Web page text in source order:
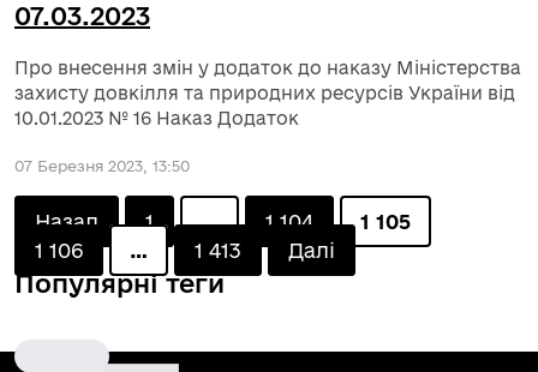
07.03.2023
Про внесення змін у додаток до наказу Міністерства
захисту довкілля та природних ресурсів України від
10.01.2023 № 16 Наказ Додаток
07 Березня 2023, 13:50
Posts
pagination
Назад 1 … 1 104
1 105
1 106
… 1 413 Далі
Популярні теги